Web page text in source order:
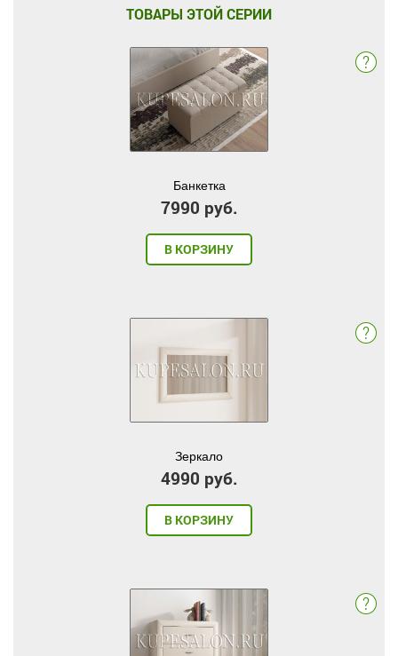
ТОВАРЫ ЭТОЙ СЕРИИ
Банкетка
7990 руб.
В КОРЗИНУ
Зеркало
4990 руб.
В КОРЗИНУ